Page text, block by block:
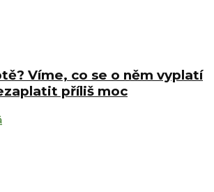
Víme, co se o něm vyplatí
příliš moc